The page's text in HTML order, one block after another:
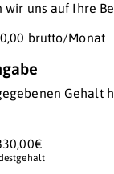
wir uns auf Ihre
brutto/Monat
Gehalt